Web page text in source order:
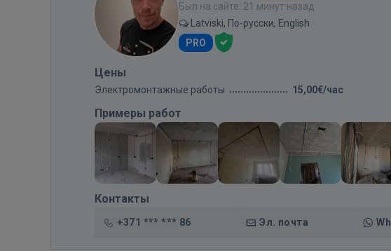
Был на сайте: 21 минут назад
Latviski, По-русски, English
PRO
Цены
Электромонтажные работы 15,00€/час
Примеры работ
Контакты
+371 *** *** 86 Эл. почта